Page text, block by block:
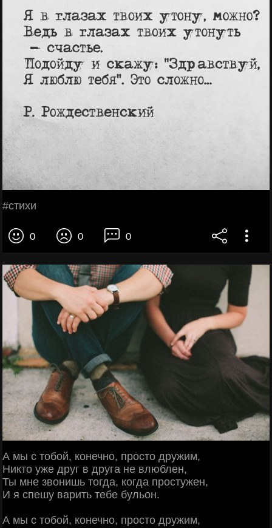
#стихи
0 0 0
А мы с тобой, конечно, просто дружим,
Никто уже друг в друга не влюблен,
Ты мне звонишь тогда, когда простужен,
И я спешу варить тебе бульон.
А мы с тобой, конечно, просто дружим,